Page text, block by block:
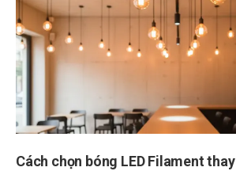
Cách chọn bóng LED Filament